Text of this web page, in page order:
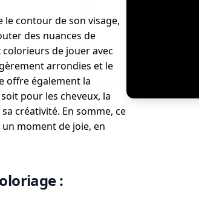
le contour de son visage,
des nuances de
de jouer avec
arrondies et le
offre également la
pour les cheveux, la
créativité. En somme, ce
moment de joie, en
: